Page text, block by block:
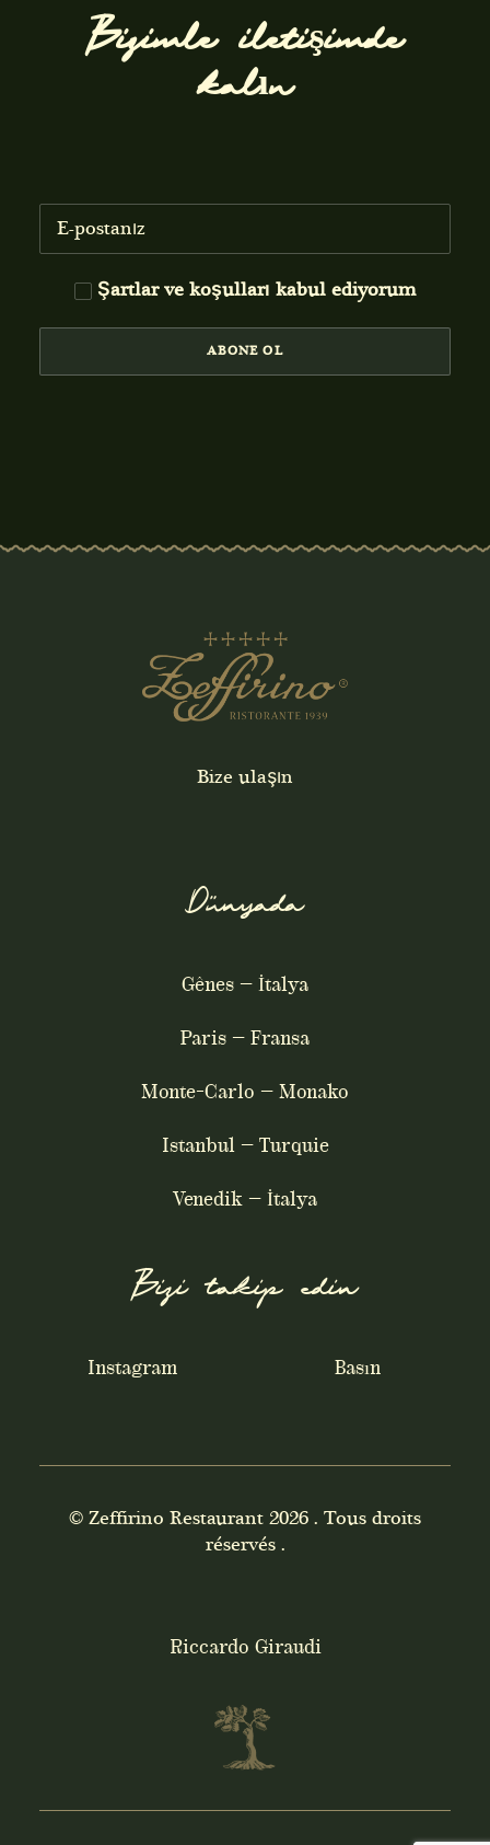
Bizimle iletişimde
kalın
Şartlar ve koşulları kabul ediyorum
Bize ulaşın
Dünyada
Gênes – İtalya
Paris – Fransa
Monte-Carlo – Monako
Istanbul – Turquie
Venedik – İtalya
Bizi takip edin
Instagram Basın
© Zeffirino Restaurant 2026 . Tous droits
réservés .
Riccardo Giraudi